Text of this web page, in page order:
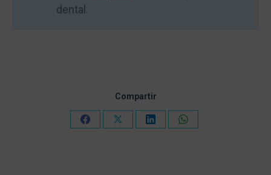
dental.
Compartir
CompartirCompartirCompartirCompartir